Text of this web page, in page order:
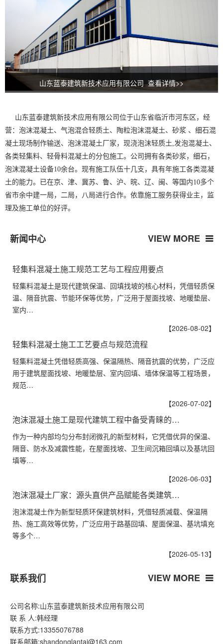
山东蓝泰建筑新技术应用有限公司 查看详情>>
山东蓝泰建筑新技术应用有限公司位于山东省临沂市河东区，经
营： 泡沫混凝土、 气泡混合轻质土、
陶粒泡沫混凝土、砂浆 、细石混
凝土现场制作输送、泡沫混凝土厂家，现浇泡沫轻质土,发泡混凝土、
各类轻集料、轻骨料混凝土的分包施工。公司拥有各类砂浆，细石，
泡沫混凝土设备10余台。现有施工队伍十几支，具有年施工各类混凝
土的能力。已在京、津、冀苏、鲁、沪、晥、辽、闽、等国内10多个
省市余中建一局，二局，八局进行合作。依靠施工服务获得业主，监
理及施工单位的好评。
新闻中心 VIEW MORE
轻集料混凝土施工规范工艺与工程应用要点
轻集料混凝土是现代建筑保温、回填找坡的核心材料，凭借轻质保
温、隔音抗震、节能环保等优势，广泛用于屋面找坡、地暖垫层、
室内…
【2026-08-02】
轻集料混凝土施工工艺要点与规范流程
轻集料混凝土凭借轻质高强、保温隔热、隔音抗震的优势，广泛应
用于建筑屋面找坡、地暖垫层、室内回填、墙体保温等工程场景，
规范…
【2026-07-02】
泡沫混凝土施工是现代建筑工程中备受青睐的…
作为一种内部均匀分布封闭微孔的新型材料，它凭借优异的保温、
隔音、防水及减震性能，在屋面找坡、卫生间沉箱回填以及基坑回
填等…
【2026-06-03】
泡沫混凝土厂家：源头直供产品赋能各类建筑…
泡沫混凝土作为新型轻质环保建筑材料，凭借轻质减载、保温隔
热、施工高效等优势，广泛应用于路基回填、屋面保温、基坑填充
等多个…
【2026-05-13】
联系我们 VIEW MORE
公司名称:山东蓝泰建筑新技术应用有限公司
联 系 人:韩经理
联系方式:13355076788
联系邮箱:shandonglantai@163.com